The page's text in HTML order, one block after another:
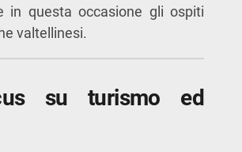
in questa occasione gli ospiti
valtellinesi.
su turismo ed